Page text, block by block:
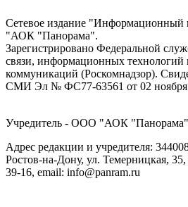
Сетевое издание "Информационный
"АОК "Панорама".
Зарегистрировано Федеральной
связи, информационных технологий
коммуникаций (Роскомнадзор).
СМИ Эл № ФС77-63561 от 02 ноября
Учредитель - ООО "АОК
Адрес редакции и учредителя:
Ростов-на-Дону, ул. Темерницкая,
39-16, email: info@panram.ru